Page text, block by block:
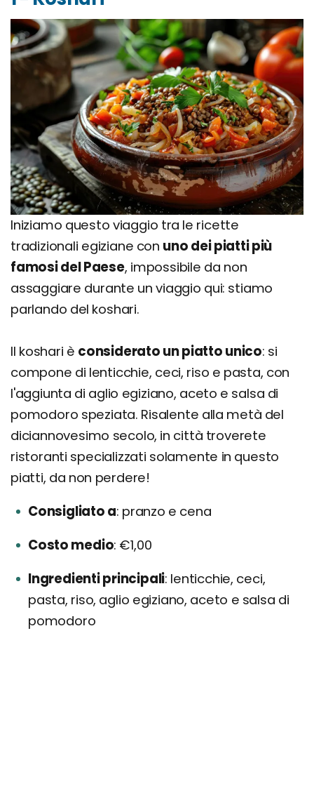
Iniziamo questo viaggio tra le ricette
tradizionali egiziane con uno dei piatti più
famosi del Paese, impossibile da non
assaggiare durante un viaggio qui: stiamo
parlando del koshari.
Il koshari è considerato un piatto unico: si
compone di lenticchie, ceci, riso e pasta, con
l'aggiunta di aglio egiziano, aceto e salsa di
pomodoro speziata. Risalente alla metà del
diciannovesimo secolo, in città troverete
ristoranti specializzati solamente in questo
piatti, da non perdere!
Consigliato a pranzo e cena
Costo medio €1,00
Ingredienti principali lenticchie, ceci,
pasta, riso, aglio egiziano, aceto e salsa di
pomodoro